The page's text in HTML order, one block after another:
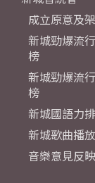
成立原意及
新城勁爆流
榜
新城勁爆流
榜
新城國語力
新城歌曲播
音樂意見反映